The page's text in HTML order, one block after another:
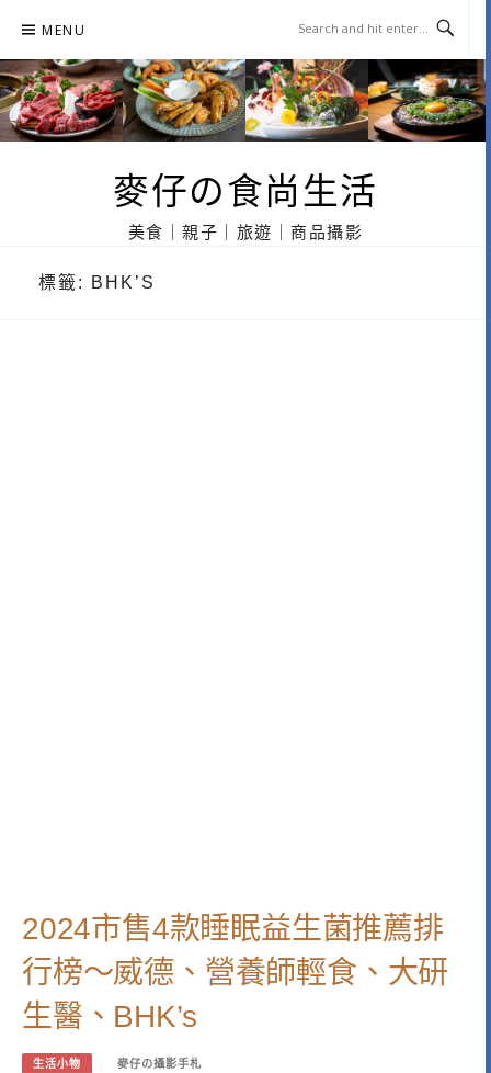
content
MENU
麥仔の食尚生活
美食｜親子｜旅遊｜商品攝影
標籤: BHK’S
2024市售4款睡眠益生菌推薦排
行榜～威德、營養師輕食、大研
生醫、BHK’s
生活小物 麥仔の攝影手札